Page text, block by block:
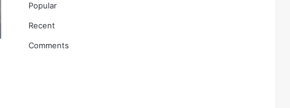
Popular
Recent
Comments